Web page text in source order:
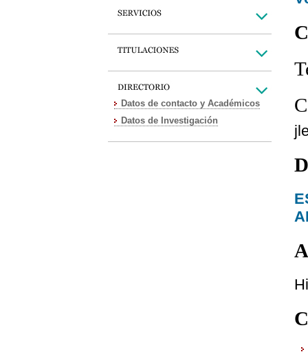
Datos de contacto y Académicos
Datos de Investigación